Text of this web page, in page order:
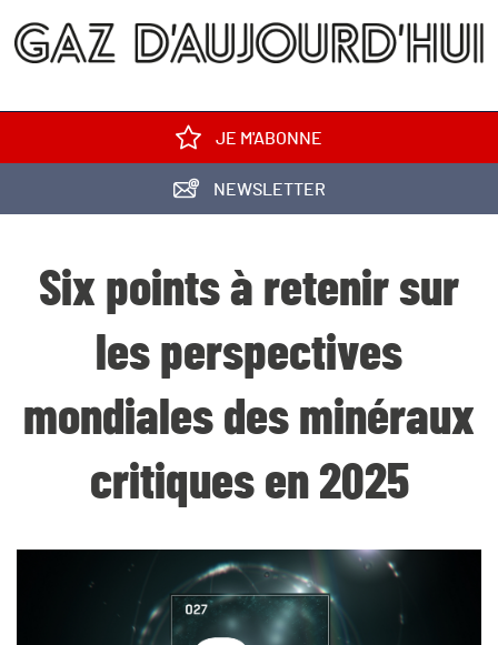
JE M'ABONNE
NEWSLETTER
Six points à retenir sur
les perspectives
mondiales des minéraux
critiques en 2025